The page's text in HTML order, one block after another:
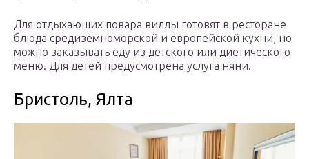
Для отдыхающих повара виллы готовят в ресторане
блюда средиземноморской и европейской кухни, но
можно заказывать еду из детского или диетического
меню. Для детей предусмотрена услуга няни.
Бристоль, Ялта